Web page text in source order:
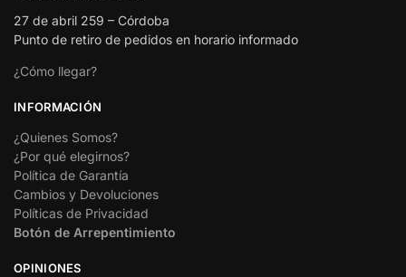
27 de abril 259 – Córdoba
Punto de retiro de pedidos en horario informado
¿Cómo llegar?
INFORMACIÓN
¿Quienes Somos?
¿Por qué elegirnos?
Política de Garantía
Cambios y Devoluciones
Políticas de Privacidad
Botón de Arrepentimiento
OPINIONES